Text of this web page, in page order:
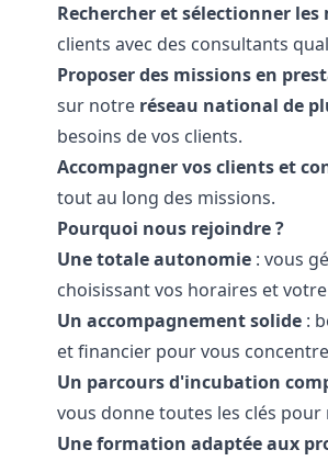
Rechercher et sélectionner
clients avec des consultants
Proposer des missions en
sur notre réseau national de
besoins de vos clients.
Accompagner vos clients et
tout au long des missions.
Pourquoi nous rejoindre ?
Une totale autonomie : vous
choisissant vos horaires et
Un accompagnement solide :
et financier pour vous
Un parcours d'incubation
vous donne toutes les clés
Une formation adaptée aux